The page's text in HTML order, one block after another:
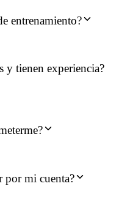
entrenamiento?
y tienen experiencia?
por mi cuenta?